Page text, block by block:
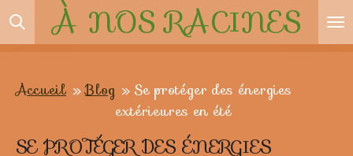
Passer
principal
À NOSRACINES
Accueil » Blog » Se protéger des énergies
extérieures en été
SE PROTÉGER DES ÉNERGIES